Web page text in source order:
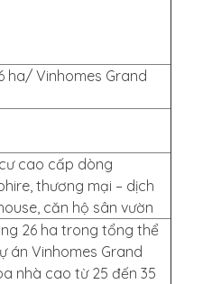
ha/ Vinhomes Grand
cao cấp dòng
thương mại – dịch
căn hộ sân vườn
26 ha trong tổng thể
án Vinhomes Grand
nhà cao từ 25 đến 35